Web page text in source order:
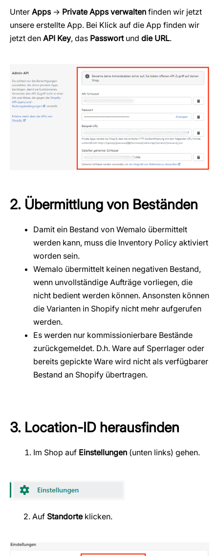
Unter Apps→ Private Apps verwalten finden wir jetzt
unsere erstellte App. Bei Klick auf die App finden wir
jetzt den API Key, das Passwortund die URL.
2. Übermittlung von Beständen
Damit ein Bestand von Wemalo übermittelt
werden kann, muss die Inventory Policy aktiviert
worden sein.
Wemalo übermittelt keinen negativen Bestand,
wenn unvollständige Aufträge vorliegen, die
nicht bedient werden können. Ansonsten können
die Varianten in Shopify nicht mehr aufgerufen
werden.
Es werden nur kommissionierbare Bestände
zurückgemeldet. D.h. Ware auf Sperrlager oder
bereits gepickte Ware wird nicht als verfügbarer
Bestand an Shopify übertragen.
3. Location-ID herausfinden
Im Shop auf Einstellungen (unten links) gehen.
2. Auf Standorteklicken.